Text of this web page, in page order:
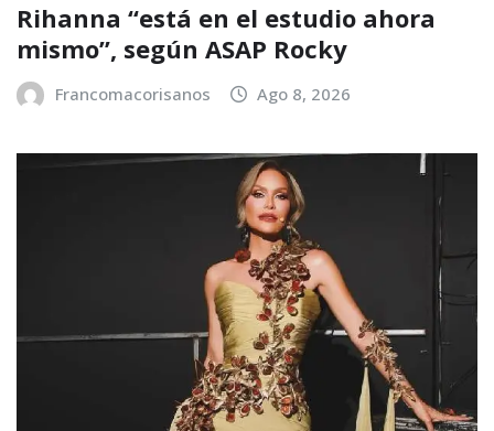
Rihanna “está en el estudio ahora
mismo”, según ASAP Rocky
Francomacorisanos Ago 8, 2026